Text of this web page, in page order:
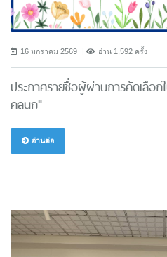
16 มกราคม 2569 อ่าน 1,592 ครั้ง
ประกาศรายชื่อผู้ผ่านการคัดเลือ
คลินิก"
อ่านต่อ